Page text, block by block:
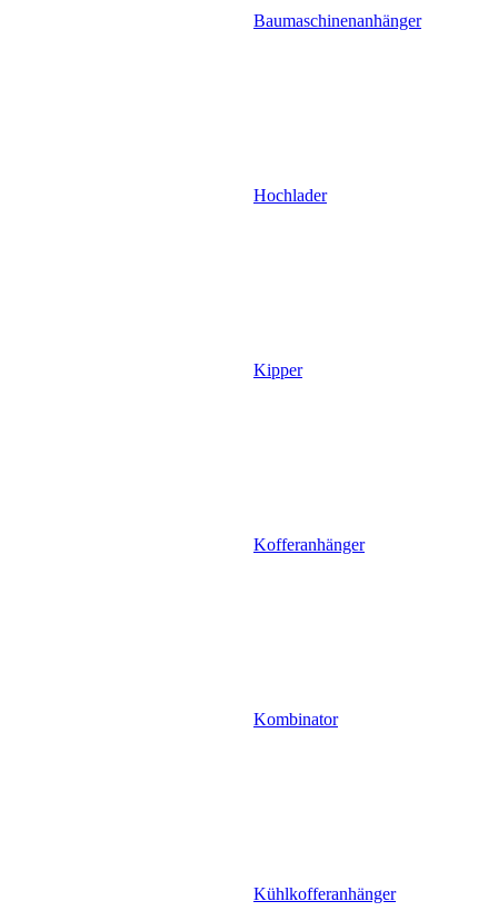
Baumaschinenanhänger
Hochlader
Kipper
Kofferanhänger
Kombinator
Kühlkofferanhänger